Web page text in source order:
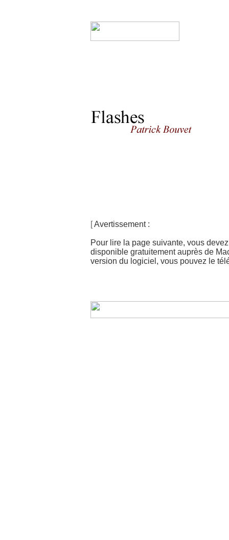
[Avertissement :
Pour lire la page suivante, vous
disponible gratuitement auprès de
version du logiciel, vous pouvez le